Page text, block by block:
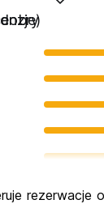
rezerwacje